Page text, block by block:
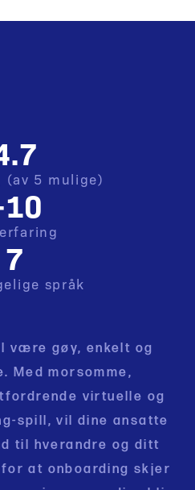
(av 5 mulige)
7
språk
være gøy, enkelt og
Med morsomme,
virtuelle og
spill, vil dine ansatte
til hverandre og ditt
at onboarding skjer